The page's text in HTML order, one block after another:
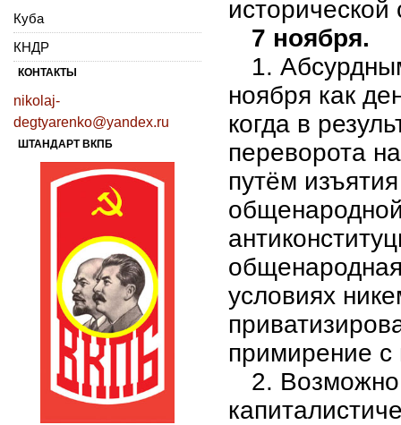
7 ноября.
1.
ноября как
когда в
переворота
путём
условиях
примирение с
2.
Куба
КНДР
КОНТАКТЫ
nikolaj-
degtyarenko@yandex.ru
ШТАНДАРТ ВКПБ